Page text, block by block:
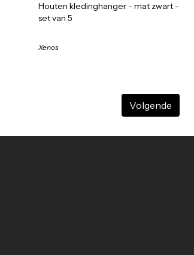
Houten kledinghanger - mat zwart -
set van 5
Xenos
Volgende